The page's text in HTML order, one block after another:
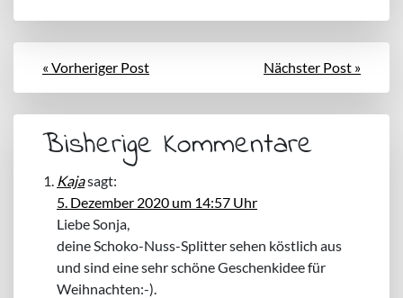
« Vorheriger Post Nächster Post »
Bisherige Kommentare
Kajasagt:
5. Dezember 2020 um 14:57 Uhr
Liebe Sonja,
deine Schoko-Nuss-Splitter sehen köstlich aus
und sind eine sehr schöne Geschenkidee für
Weihnachten:-).